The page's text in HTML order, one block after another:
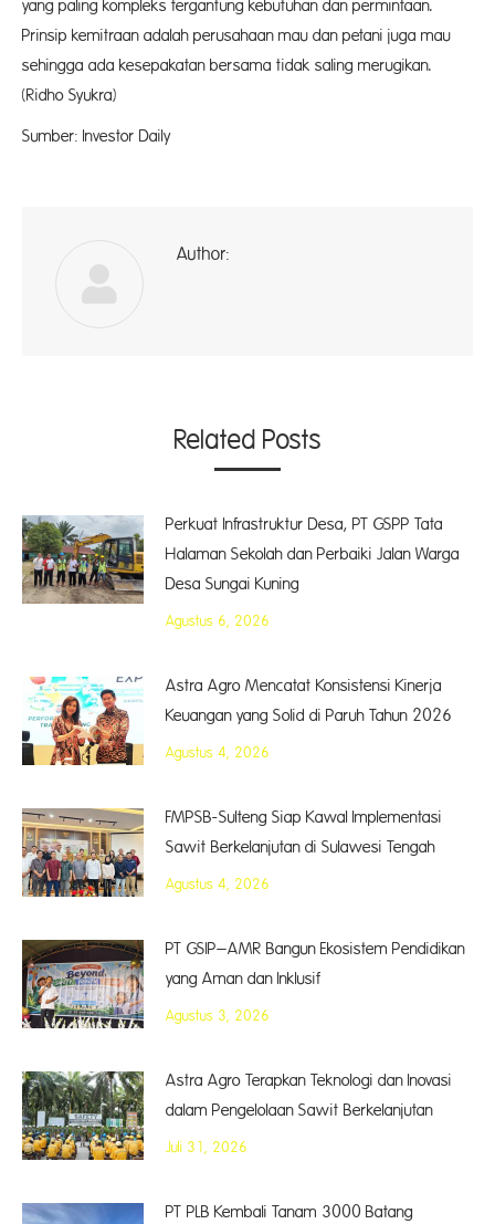
yang paling kompleks tergantung kebutuhan dan permintaan.
Prinsip kemitraan adalah perusahaan mau dan petani juga mau
sehingga ada kesepakatan bersama tidak saling merugikan.
(Ridho Syukra)
Sumber: Investor Daily
Author:
Related Posts
Perkuat Infrastruktur Desa, PT GSPP Tata
Halaman Sekolah dan Perbaiki Jalan Warga
Desa Sungai Kuning
Agustus 6, 2026
Astra Agro Mencatat Konsistensi Kinerja
Keuangan yang Solid di Paruh Tahun 2026
Agustus 4, 2026
FMPSB-Sulteng Siap Kawal Implementasi
Sawit Berkelanjutan di Sulawesi Tengah
Agustus 4, 2026
PT GSIP–AMR Bangun Ekosistem Pendidikan
yang Aman dan Inklusif
Agustus 3, 2026
Astra Agro Terapkan Teknologi dan Inovasi
dalam Pengelolaan Sawit Berkelanjutan
Juli 31, 2026
PT PLB Kembali Tanam 3000 Batang